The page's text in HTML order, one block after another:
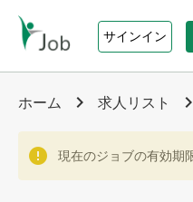
サインイン
ホーム
ジョブズ
ホーム 求人リスト
現在のジョブの有効期